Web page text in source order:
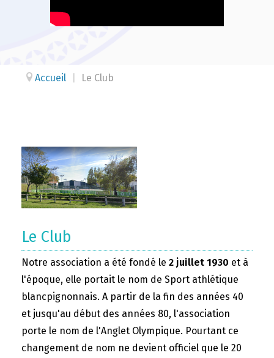
Accueil Le Club
Le Club
Notre association a été fondé le 2 juillet 1930 et à
l'époque, elle portait le nom de Sport athlétique
blancpignonnais. A partir de la fin des années 40
et jusqu'au début des années 80, l'association
porte le nom de l'Anglet Olympique. Pourtant ce
changement de nom ne devient officiel que le 20